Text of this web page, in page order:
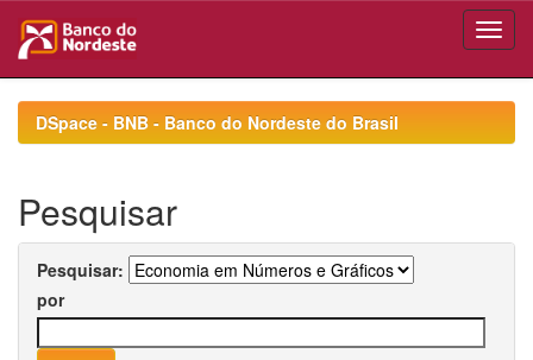
navigationDSpace - BNB - Banco do Nordeste do Brasil
Pesquisar
Pesquisar:
por